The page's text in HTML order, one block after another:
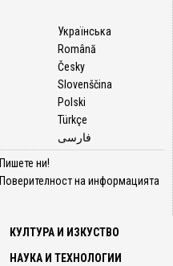
Українська
Română
Česky
Slovenščina
Polski
Türkçe
فارسی
Пишете ни!
Поверителност на информацията
КУЛТУРА И ИЗКУСТВО
НАУКА И ТЕХНОЛОГИИ